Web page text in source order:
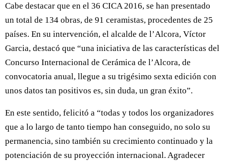
Cabe destacar que en el 36 CICA 2016, se han presentado
un total de 134 obras, de 91 ceramistas, procedentes de 25
países. En su intervención, el alcalde de l’Alcora, Víctor
Garcia, destacó que “una iniciativa de las características del
Concurso Internacional de Cerámica de l’Alcora, de
convocatoria anual, llegue a su trigésimo sexta edición con
unos datos tan positivos es, sin duda, un gran éxito”.
En este sentido, felicitó a “todas y todos los organizadores
que a lo largo de tanto tiempo han conseguido, no solo su
permanencia, sino también su crecimiento continuado y la
potenciación de su proyección internacional. Agradecer